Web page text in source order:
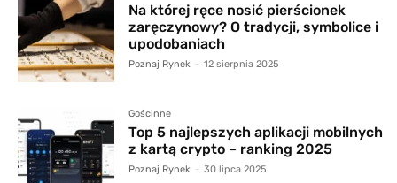
Na której ręce nosić pierścionek
zaręczynowy? O tradycji, symbolice i
upodobaniach
Poznaj Rynek - 12 sierpnia 2025
Gościnne
Top 5 najlepszych aplikacji mobilnych
z kartą crypto – ranking 2025
Poznaj Rynek - 30 lipca 2025